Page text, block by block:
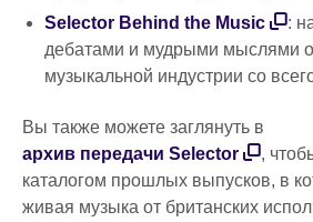
Selector Behind the Music
:
дебатами и мудрыми мыслями
музыкальной индустрии со
Вы также можете заглянуть в
архив передачи Selector
,
каталогом прошлых выпусков, в
живая музыка от британских